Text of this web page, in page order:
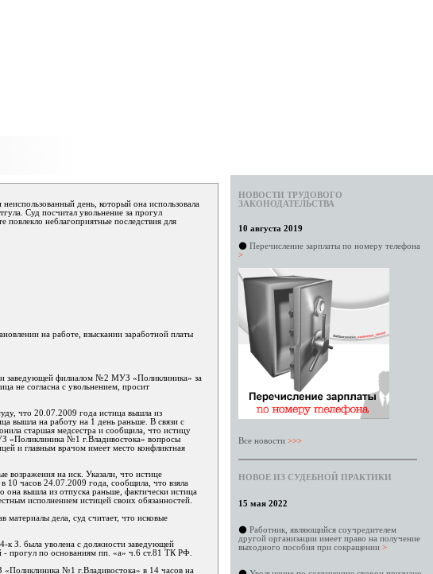
НОВОСТИ ТРУДОВОГО
ЗАКОНОДАТЕЛЬСТВА
10 августа 2019
⚫ Перечисление зарплаты по номеру телефона
>
Все новости >>>
НОВОЕ ИЗ СУДЕБНОЙ ПРАКТИКИ
15 мая 2022
⚫ Работник, являющийся соучредителем
другой организации имеет право на получение
выходного пособия при сокращении >
день, который она использовала
Суд посчитал увольнение за прогул
повлекло неблагоприятные последствия для
на работе, взыскании заработной платы
заведующей филиалом №2 МУЗ «Поликлиника» за
не согласна с увольнением, просит
что 20.07.2009 года истица вышла из
вышла на работу на 1 день раньше. В связи с
старшая медсестра и сообщила, что истицу
«Поликлиника №1 г.Владивостока» вопросы
и главным врачом имеет место конфликтная
возражения на иск. Указали, что истице
10 часов 24.07.2009 года, сообщила, что взяла
она вышла из отпуска раньше, фактически истица
исполнением истицей своих обязанностей.
дела, суд считает, что исковые
к З. была уволена с должности заведующей
прогул по основаниям пп. «а» ч.6 ст.81 ТК РФ.
№1 г.Владивостока» в 14 часов на